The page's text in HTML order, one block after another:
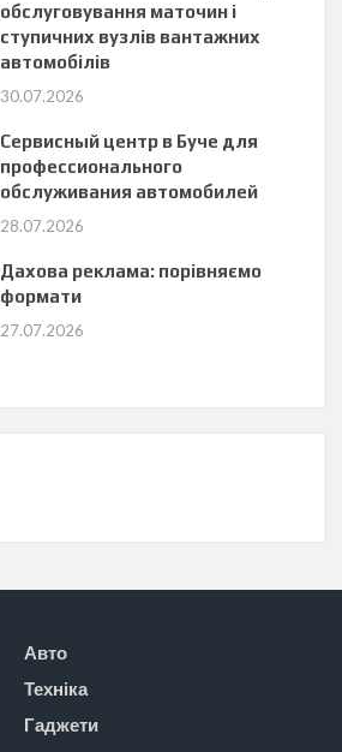
обслуговування маточин і
ступичних вузлів вантажних
автомобілів
30.07.2026
Сервисный центр в Буче для
профессионального
обслуживания автомобилей
28.07.2026
Дахова реклама: порівняємо
формати
27.07.2026
Авто
Техніка
Гаджети